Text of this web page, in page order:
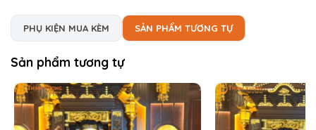
PHỤ KIỆN MUA KÈM SẢN PHẨM TƯƠNG TỰ
Sản phẩm tương tự